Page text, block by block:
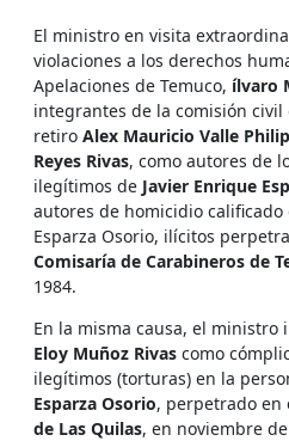
El ministro en visita
violaciones a los derechos
Apelaciones de Temuco, ílvaro
integrantes de la comisión civil
retiro Alex Mauricio Valle
Reyes Rivas, como autores de
ilegí­timos de Javier Enrique
autores de homicidio calificado
Esparza Osorio, ilí­citos
Comisarí­a de Carabineros de
1984.
En la misma causa, el ministro
Eloy Muñoz Rivas como
ilegí­timos (torturas) en la
Esparza Osorio, perpetrado en
de Las Quilas, en noviembre